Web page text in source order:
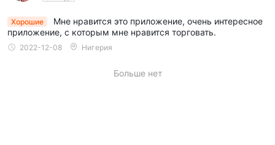
Хорошие
Мне нравится это приложение, очень интересное
приложение, с которым мне нравится торговать.
2022-12-08 Нигерия
Больше нет